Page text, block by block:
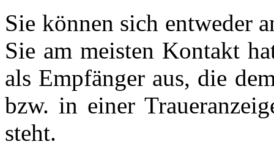
Sie können sich entweder
Sie am meisten Kontakt
als Empfänger aus, die
bzw. in einer
steht.